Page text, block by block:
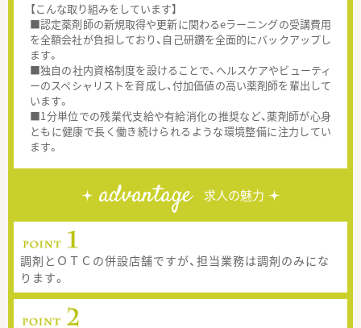
【こんな取り組みをしています】
■認定薬剤師の新規取得や更新に関わるeラーニングの受講費用
を全額会社が負担しており、自己研鑽を全面的にバックアップし
ます。
■独自の社内資格制度を設けることで、ヘルスケアやビューティ
ーのスペシャリストを育成し、付加価値の高い薬剤師を輩出して
います。
■1分単位での残業代支給や有給消化の推奨など、薬剤師が心身
ともに健康で長く働き続けられるような環境整備に注力してい
ます。
advantage 求人の魅力
調剤とＯＴＣの併設店舗ですが、担当業務は調剤のみにな
ります。